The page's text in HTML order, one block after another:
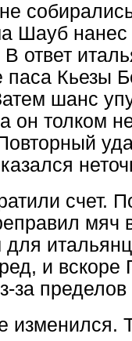
Шауб
ответ
паса Кьезы
шанс
он толком
счет.
мяч
и вскоре
за